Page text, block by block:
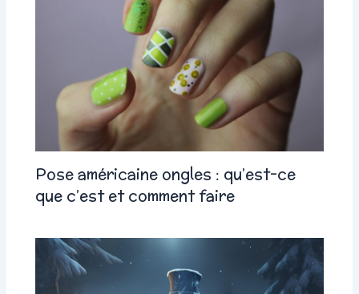
Pose américaine ongles : qu’est-ce
que c’est et comment faire